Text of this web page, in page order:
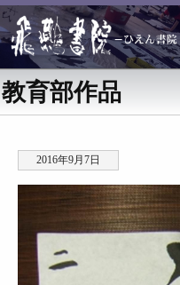
教育部作品
2016年9月7日